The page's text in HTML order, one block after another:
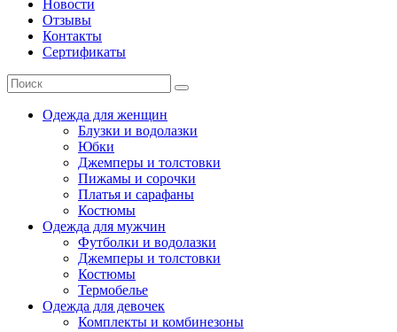
Новости
Отзывы
Контакты
Сертификаты
Одежда для женщин
Блузки и водолазки
Юбки
Джемперы и толстовки
Пижамы и сорочки
Платья и сарафаны
Костюмы
Одежда для мужчин
Футболки и водолазки
Джемперы и толстовки
Костюмы
Термобелье
Одежда для девочек
Комплекты и комбинезоны